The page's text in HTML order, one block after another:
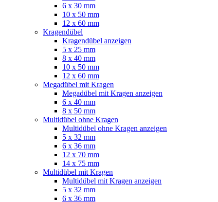
6 x 30 mm
10 x 50 mm
12 x 60 mm
Kragendübel
Kragendübel anzeigen
5 x 25 mm
8 x 40 mm
10 x 50 mm
12 x 60 mm
Megadübel mit Kragen
Megadübel mit Kragen anzeigen
6 x 40 mm
8 x 50 mm
Multidübel ohne Kragen
Multidübel ohne Kragen anzeigen
5 x 32 mm
6 x 36 mm
12 x 70 mm
14 x 75 mm
Multidübel mit Kragen
Multidübel mit Kragen anzeigen
5 x 32 mm
6 x 36 mm